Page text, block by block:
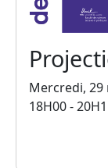
Mercredi, 29
18H00 -